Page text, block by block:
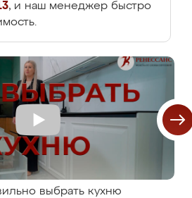
, и наш менеджер быстро
выбрать кухню